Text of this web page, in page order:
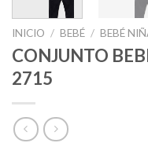
INICIO / BEBÉ / BEBÉ
CONJUNTO
2715